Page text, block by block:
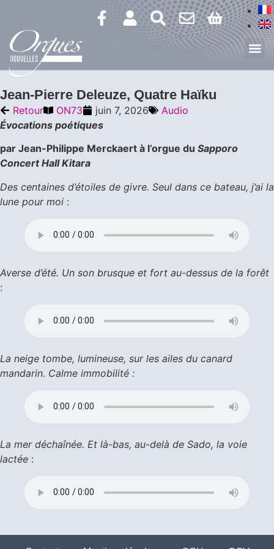
Jean-Pierre Deleuze, Quatre Haïku
Retour ON73 juin 7, 2026
Audio
Évocations poétiques
par Jean-Philippe Merckaert à l’orgue du Sapporo
Concert Hall Kitara
Des centaines d’étoiles de givre. Seul dans ce bateau, j’ai la
lune pour moi :
Averse d’été. Un son brusque et fort au-dessus de la forêt
:
La neige tombe, lumineuse, sur les ailes du canard
mandarin. Calme immobilité :
La mer déchaînée. Et là-bas, au-delà de Sado, la voie
lactée :